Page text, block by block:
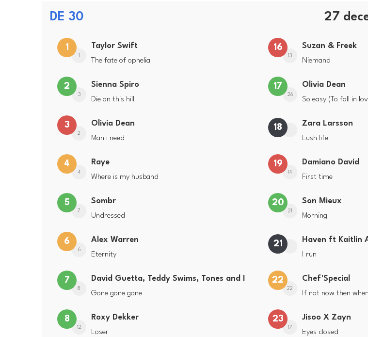
DE 30 27
1
1
Taylor Swift
The fate of ophelia
2
3
Sienna Spiro
Die on this hill
3
2
Olivia Dean
Man i need
4
4
Raye
Where is my husband
5
7
Sombr
Undressed
6
6
Alex Warren
Eternity
7
8
David Guetta, Teddy Swims, Tones and I
Gone gone gone
8
12
Roxy Dekker
Loser
16
13
Suzan & Freek
Niemand
17
26
Olivia Dean
So easy (To fall in
18 Zara Larsson
Lush life
19
14
Damiano David
First time
20
21
Son Mieux
Morning
21 Haven ft Kaitlin
I run
22
22
Chef'Special
If not now then when
23
17
Jisoo X Zayn
Eyes closed